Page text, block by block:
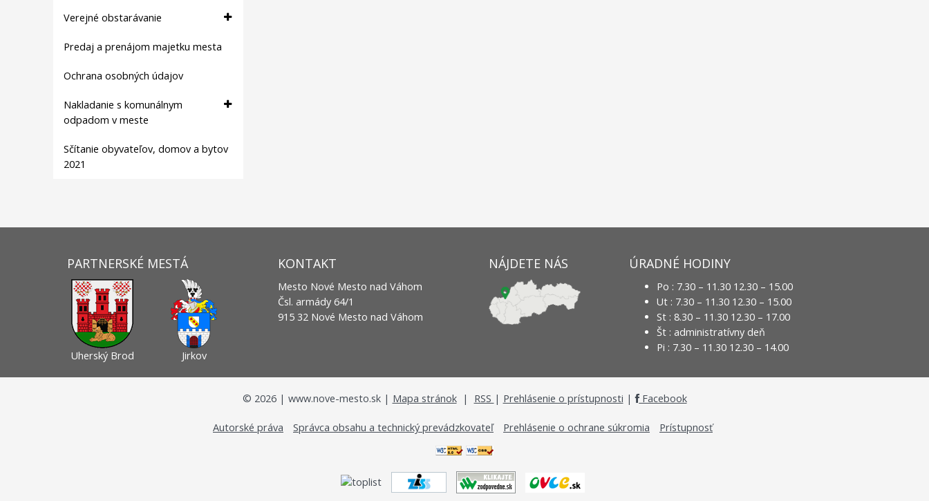
Verejné obstarávanie
Predaj a prenájom majetku mesta
Ochrana osobných údajov
Nakladanie s komunálnym
odpadom v meste
Sčítanie obyvateľov, domov a bytov
2021
PARTNERSKÉ MESTÁ
Uherský Brod Jirkov
KONTAKT
Mesto Nové Mesto nad Váhom
Čsl. armády 64/1
915 32 Nové Mesto nad Váhom
NÁJDETE NÁS ÚRADNÉ HODINY
Po : 7.30 – 11.30 12.30 – 15.00
Ut : 7.30 – 11.30 12.30 – 15.00
St : 8.30 – 11.30 12.30 – 17.00
Št : administratívny deň
Pi : 7.30 – 11.30 12.30 – 14.00
© 2026| www.nove-mesto.sk | Mapa stránok| RSS | Prehlásenie o prístupnosti | Facebook
Autorské práva Správca obsahu a technický prevádzkovateľ Prehlásenie o ochrane súkromia Prístupnosť